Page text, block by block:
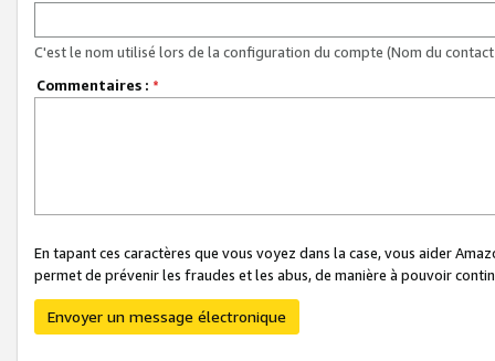
C'est le nom utilisé lors de la configuration du compte (Nom du
Commentaires : *
En tapant ces caractères que vous voyez dans la case, vous aider
permet de prévenir les fraudes et les abus, de manière à pouvoir
Envoyer un message électronique